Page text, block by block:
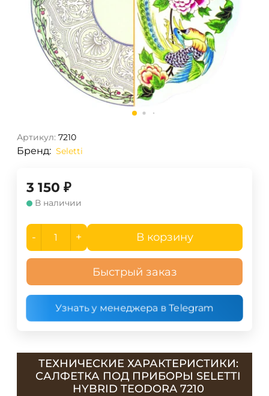
Артикул: 7210
Бренд: Seletti
3 150 ₽
В наличии
- + В корзину
Быстрый заказ
Узнать у менеджера в Telegram
ТЕХНИЧЕСКИЕ ХАРАКТЕРИСТИКИ:
САЛФЕТКА ПОД ПРИБОРЫ SELETTI
HYBRID TEODORA 7210